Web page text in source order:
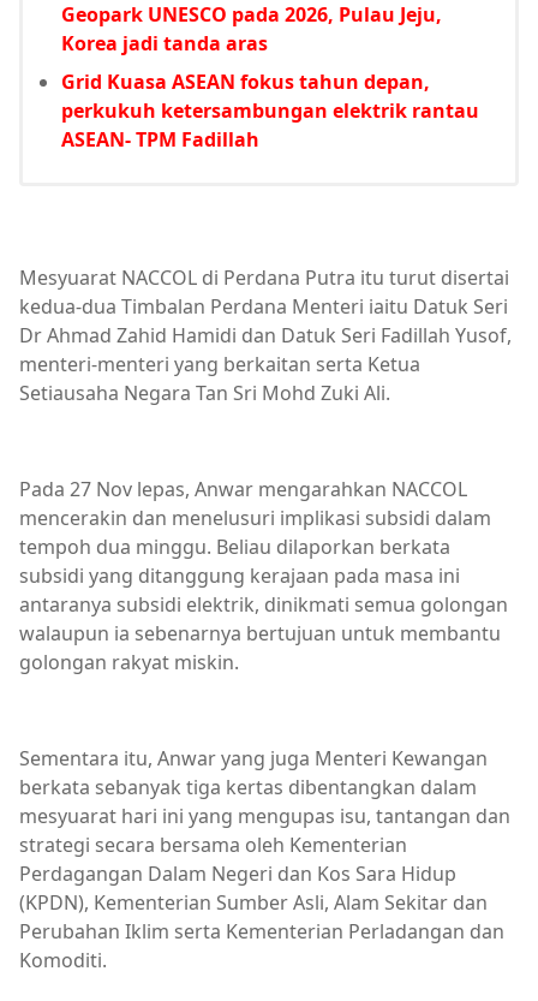
Geopark UNESCO pada 2026, Pulau Jeju,
Korea jadi tanda aras
Grid Kuasa ASEAN fokus tahun depan,
perkukuh ketersambungan elektrik rantau
ASEAN- TPM Fadillah
Mesyuarat NACCOL di Perdana Putra itu turut disertai
kedua-dua Timbalan Perdana Menteri iaitu Datuk Seri
Dr Ahmad Zahid Hamidi dan Datuk Seri Fadillah Yusof,
menteri-menteri yang berkaitan serta Ketua
Setiausaha Negara Tan Sri Mohd Zuki Ali.
Pada 27 Nov lepas, Anwar mengarahkan NACCOL
mencerakin dan menelusuri implikasi subsidi dalam
tempoh dua minggu. Beliau dilaporkan berkata
subsidi yang ditanggung kerajaan pada masa ini
antaranya subsidi elektrik, dinikmati semua golongan
walaupun ia sebenarnya bertujuan untuk membantu
golongan rakyat miskin.
Sementara itu, Anwar yang juga Menteri Kewangan
berkata sebanyak tiga kertas dibentangkan dalam
mesyuarat hari ini yang mengupas isu, tantangan dan
strategi secara bersama oleh Kementerian
Perdagangan Dalam Negeri dan Kos Sara Hidup
(KPDN), Kementerian Sumber Asli, Alam Sekitar dan
Perubahan Iklim serta Kementerian Perladangan dan
Komoditi.